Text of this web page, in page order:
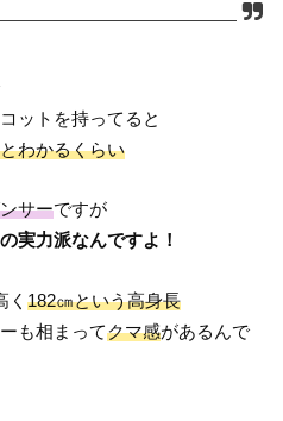
ットを持ってると
わかるくらい
サーですが
実力派なんですよ！
く182㎝という高身長
も相まってクマ感があるんで